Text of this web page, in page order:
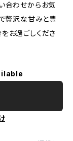
合わせからお気
で贅沢な甘みと豊
お過ごしくださ